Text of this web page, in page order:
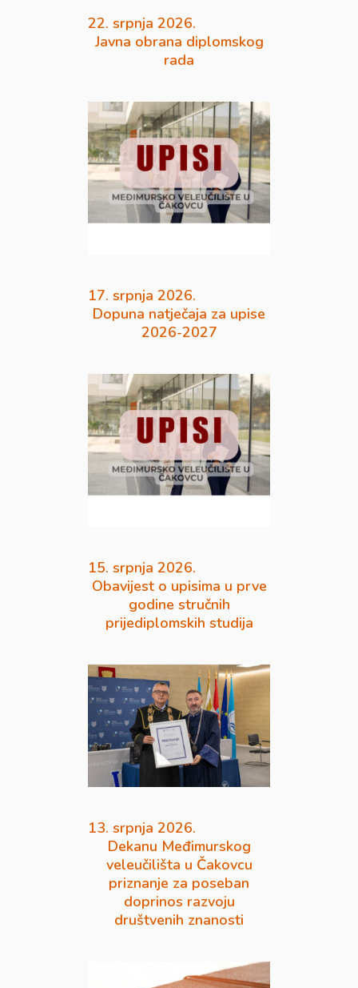
22. srpnja 2026.
Javna obrana diplomskog
rada
17. srpnja 2026.
Dopuna natječaja za upise
2026-2027
15. srpnja 2026.
Obavijest o upisima u prve
godine stručnih
prijediplomskih studija
13. srpnja 2026.
Dekanu Međimurskog
veleučilišta u Čakovcu
priznanje za poseban
doprinos razvoju
društvenih znanosti